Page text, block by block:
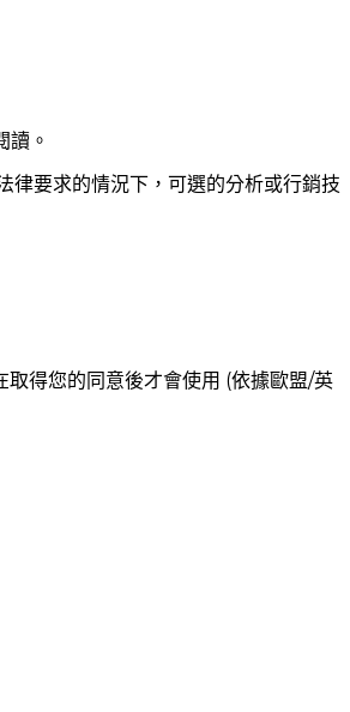
讀。
律要求的情況下，可選的分析或行銷技
得您的同意後才會使用 (依據歐盟/英